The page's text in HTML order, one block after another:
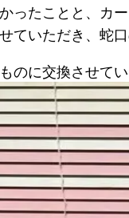
ったことと、カ
いただき、蛇
に交換させて